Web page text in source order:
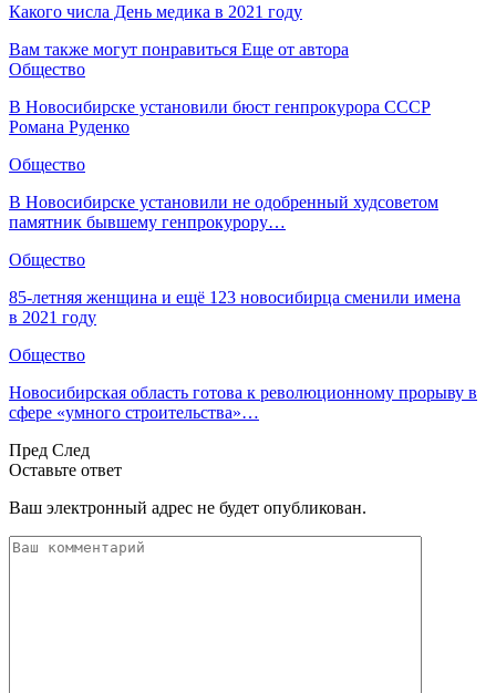
Какого числа День медика в 2021 году
Вам также могут понравиться Еще от автора
Общество
В Новосибирске установили бюст генпрокурора СССР
Романа Руденко
Общество
В Новосибирске установили не одобренный худсоветом
памятник бывшему генпрокурору…
Общество
85-летняя женщина и ещё 123 новосибирца сменили имена
в 2021 году
Общество
Новосибирская область готова к революционному прорыву в
сфере «умного строительства»…
Пред След
Оставьте ответ
Ваш электронный адрес не будет опубликован.